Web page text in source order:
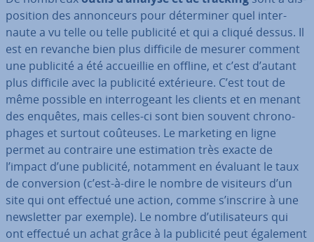
po­si­tion des an­non­ceurs pour dé­ter­mi­ner quel in­ter­
naute a vu telle ou telle publicité et qui a cliqué dessus. Il
est en revanche bien plus difficile de mesurer comment
une publicité a été ac­cueil­lie en offline, et c’est d’autant
plus difficile avec la publicité ex­té­rieure. C’est tout de
même possible en in­ter­ro­geant les clients et en menant
des enquêtes, mais celles-ci sont bien souvent chro­no­
phages et surtout coûteuses. Le marketing en ligne
permet au contraire une es­ti­ma­tion très exacte de
l’impact d’une publicité, notamment en évaluant le taux
de con­ver­sion (c’est-à-dire le nombre de visiteurs d’un
site qui ont effectué une action, comme s’inscrire à une
news­let­ter par exemple). Le nombre d’uti­li­sa­teurs qui
ont effectué un achat grâce à la publicité peut également